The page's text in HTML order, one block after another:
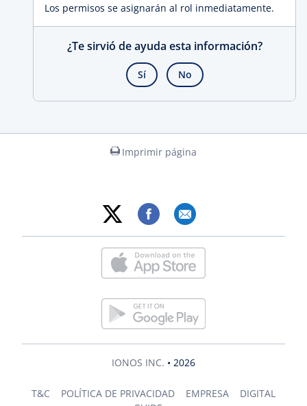
Los permisos se asignarán al rol inmediatamente.
¿Te sirvió de ayuda esta información?
Sí No
Imprimir página
IONOS INC. • 2026
T&C POLÍTICA DE PRIVACIDAD EMPRESA
DIGITAL